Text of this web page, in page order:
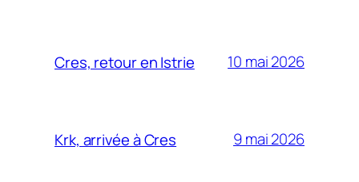
Cres, retour en Istrie 10 mai 2026
Krk, arrivée à Cres 9 mai 2026